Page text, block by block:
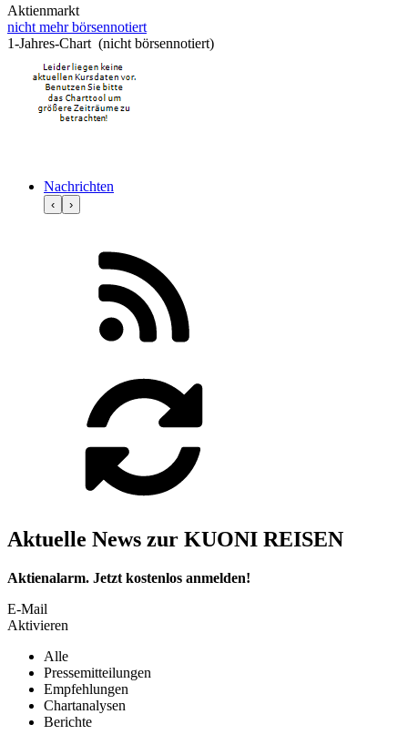
Aktienmarkt
nicht mehr börsennotiert
1-Jahres-Chart (nicht börsennotiert)
Nachrichten
‹ ›
Aktuelle News zur KUONI REISEN
Aktienalarm. Jetzt kostenlos anmelden!
E-Mail
Aktivieren
Alle
Pressemitteilungen
Empfehlungen
Chartanalysen
Berichte